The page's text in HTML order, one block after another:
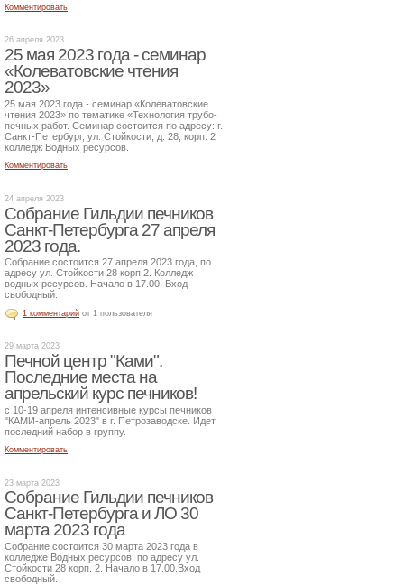
Комментировать
26 апреля 2023
25 мая 2023 года - семинар
«Колеватовские чтения
2023»
25 мая 2023 года - семинар «Колеватовские
чтения 2023» по тематике «Технология трубо-
печных работ. Семинар состоится по адресу: г.
Санкт-Петербург, ул. Стойкости, д. 28, корп. 2
колледж Водных ресурсов.
Комментировать
24 апреля 2023
Собрание Гильдии печников
Санкт-Петербурга 27 апреля
2023 года.
Собрание состоится 27 апреля 2023 года, по
адресу ул. Стойкости 28 корп.2. Колледж
водных ресурсов. Начало в 17.00. Вход
свободный.
1 комментарий от 1 пользователя
29 марта 2023
Печной центр "Ками".
Последние места на
апрельский курс печников!
с 10-19 апреля интенсивные курсы печников
"КАМИ-апрель 2023" в г. Петрозаводске. Идет
последний набор в группу.
Комментировать
23 марта 2023
Собрание Гильдии печников
Санкт-Петербурга и ЛО 30
марта 2023 года
Собрание состоится 30 марта 2023 года в
колледже Водных ресурсов, по адресу ул.
Стойкости 28 корп. 2. Начало в 17.00.Вход
свободный.